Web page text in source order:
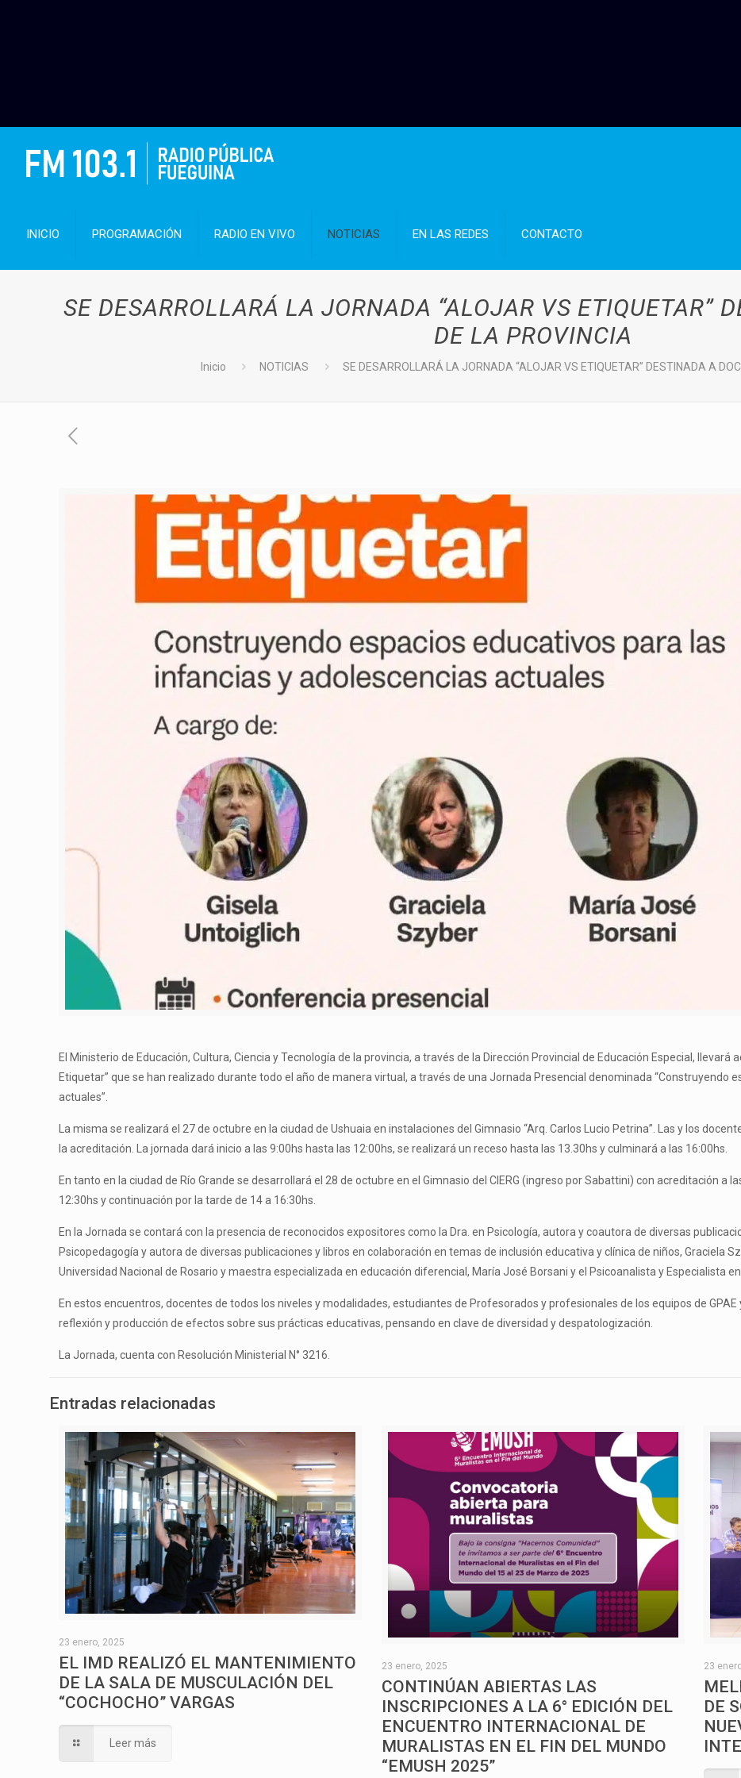
INICIO PROGRAMACIÓN RADIO EN VIVO NOTICIAS EN LAS REDES CONTACTO
SE DESARROLLARÁ LA JORNADA “ALOJAR VS ETIQUETAR”
DE LA PROVINCIA
Inicio NOTICIAS SE DESARROLLARÁ LA JORNADA “ALOJAR VS ETIQUETAR” DESTINADA A
El Ministerio de Educación, Cultura, Ciencia y Tecnología de la provincia, a través de la Dirección Provincial de Educación Especial, llevará
Etiquetar” que se han realizado durante todo el año de manera virtual, a través de una Jornada Presencial denominada “Construyendo
actuales”.
La misma se realizará el 27 de octubre en la ciudad de Ushuaia en instalaciones del Gimnasio “Arq. Carlos Lucio Petrina”. Las y los
la acreditación. La jornada dará inicio a las 9:00hs hasta las 12:00hs, se realizará un receso hasta las 13.30hs y culminará a las 16:00hs.
En tanto en la ciudad de Río Grande se desarrollará el 28 de octubre en el Gimnasio del CIERG (ingreso por Sabattini) con acreditación a
12:30hs y continuación por la tarde de 14 a 16:30hs.
En la Jornada se contará con la presencia de reconocidos expositores como la Dra. en Psicología, autora y coautora de diversas
Psicopedagogía y autora de diversas publicaciones y libros en colaboración en temas de inclusión educativa y clínica de niños, Graciela
Universidad Nacional de Rosario y maestra especializada en educación diferencial, María José Borsani y el Psicoanalista y Especialista
En estos encuentros, docentes de todos los niveles y modalidades, estudiantes de Profesorados y profesionales de los equipos de
reflexión y producción de efectos sobre sus prácticas educativas, pensando en clave de diversidad y despatologización.
La Jornada, cuenta con Resolución Ministerial N° 3216.
Entradas relacionadas
23 enero, 2025
EL IMD REALIZÓ EL MANTENIMIENTO
DE LA SALA DE MUSCULACIÓN DEL
“COCHOCHO” VARGAS
Leer más
23 enero, 2025
CONTINÚAN ABIERTAS LAS
INSCRIPCIONES A LA 6° EDICIÓN DEL
ENCUENTRO INTERNACIONAL DE
MURALISTAS EN EL FIN DEL MUNDO
“EMUSH 2025”
23
DE